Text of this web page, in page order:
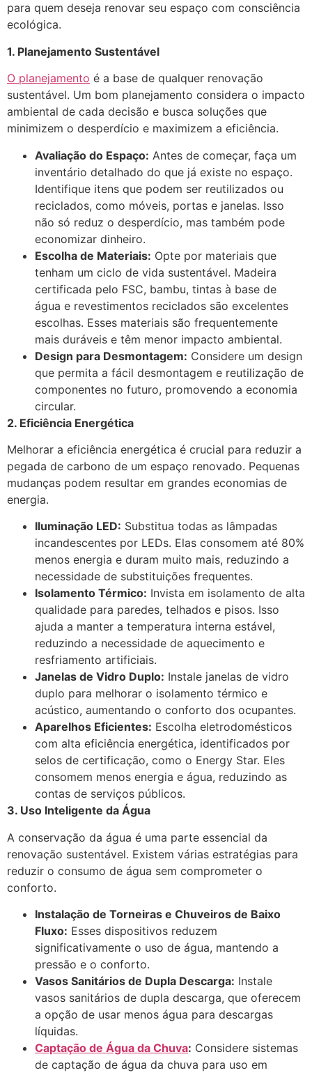
para quem deseja renovar seu espaço com consciência
ecológica.
1. Planejamento Sustentável
O planejamento é a base de qualquer renovação
sustentável. Um bom planejamento considera o impacto
ambiental de cada decisão e busca soluções que
minimizem o desperdício e maximizem a eficiência.
Avaliação do Espaço: Antes de começar, faça um
inventário detalhado do que já existe no espaço.
Identifique itens que podem ser reutilizados ou
reciclados, como móveis, portas e janelas. Isso
não só reduz o desperdício, mas também pode
economizar dinheiro.
Escolha de Materiais: Opte por materiais que
tenham um ciclo de vida sustentável. Madeira
certificada pelo FSC, bambu, tintas à base de
água e revestimentos reciclados são excelentes
escolhas. Esses materiais são frequentemente
mais duráveis e têm menor impacto ambiental.
Design para Desmontagem: Considere um design
que permita a fácil desmontagem e reutilização de
componentes no futuro, promovendo a economia
circular.
2. Eficiência Energética
Melhorar a eficiência energética é crucial para reduzir a
pegada de carbono de um espaço renovado. Pequenas
mudanças podem resultar em grandes economias de
energia.
Iluminação LED: Substitua todas as lâmpadas
incandescentes por LEDs. Elas consomem até 80%
menos energia e duram muito mais, reduzindo a
necessidade de substituições frequentes.
Isolamento Térmico: Invista em isolamento de alta
qualidade para paredes, telhados e pisos. Isso
ajuda a manter a temperatura interna estável,
reduzindo a necessidade de aquecimento e
resfriamento artificiais.
Janelas de Vidro Duplo: Instale janelas de vidro
duplo para melhorar o isolamento térmico e
acústico, aumentando o conforto dos ocupantes.
Aparelhos Eficientes: Escolha eletrodomésticos
com alta eficiência energética, identificados por
selos de certificação, como o Energy Star. Eles
consomem menos energia e água, reduzindo as
contas de serviços públicos.
3. Uso Inteligente da Água
A conservação da água é uma parte essencial da
renovação sustentável. Existem várias estratégias para
reduzir o consumo de água sem comprometer o
conforto.
Instalação de Torneiras e Chuveiros de Baixo
Fluxo: Esses dispositivos reduzem
significativamente o uso de água, mantendo a
pressão e o conforto.
Vasos Sanitários de Dupla Descarga: Instale
vasos sanitários de dupla descarga, que oferecem
a opção de usar menos água para descargas
líquidas.
Captação de Água da Chuva: Considere sistemas
de captação de água da chuva para uso em